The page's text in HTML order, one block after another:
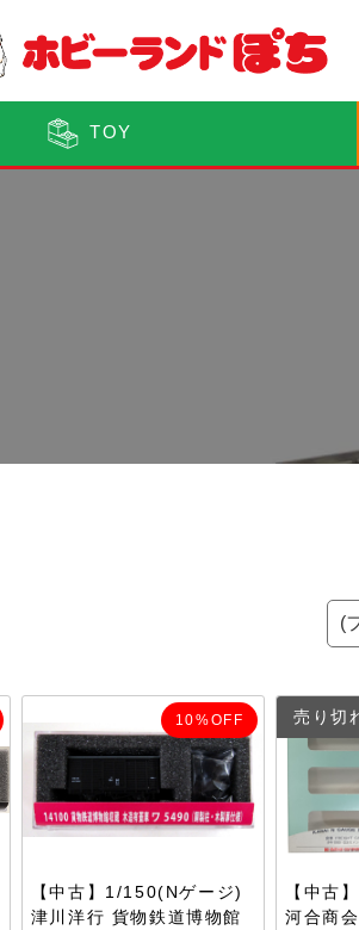
TOY
10%OFF
【中古】1/150(Nゲージ)
津川洋行 貨物鉄道博物館
売り切
【中古
河合商